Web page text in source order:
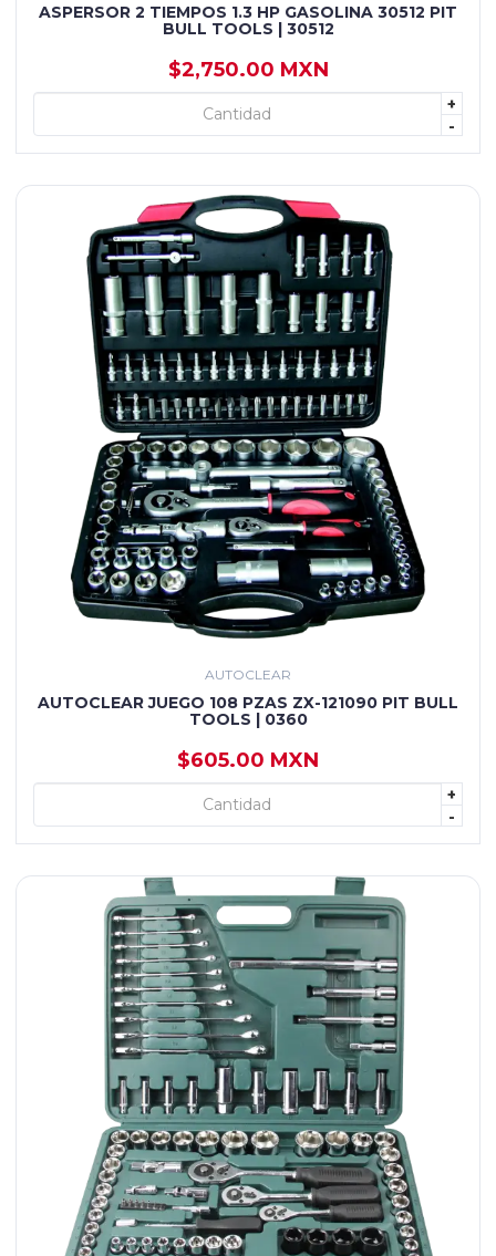
ASPERSOR 2 TIEMPOS 1.3 HP GASOLINA 30512 PIT
BULL TOOLS | 30512
$2,750.00 MXN
+
-
+ AGREGAR
AUTOCLEAR
AUTOCLEAR JUEGO 108 PZAS ZX-121090 PIT BULL
TOOLS | 0360
$605.00 MXN
+
-
+ AGREGAR